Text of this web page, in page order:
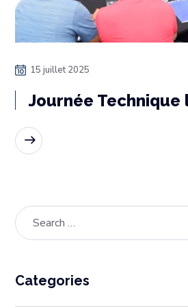
15 juillet 2025
Journée Technique
Categories